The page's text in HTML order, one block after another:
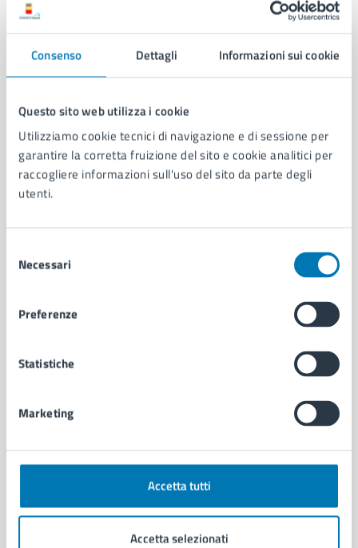
Consenso Dettagli Informazioni sui cookie
Questo sito web utilizza i cookie
Utilizziamo cookie tecnici di navigazione e di sessione per
garantire la corretta fruizione del sito e cookie analitici per
raccogliere informazioni sull'uso del sito da parte degli
utenti.
delNecessari
Preferenze
Statistiche
Marketing
Accetta tutti
Accetta selezionati
Comune di Napoli
Aree amministrative
Organi di governo
Municipalità
Personale amministrativo
CATEGORIE DI SERVIZIO
Autorizzazioni
Giustizia e sicurezza pubblica
Imprese e commercio
Salute, benessere e assistenza